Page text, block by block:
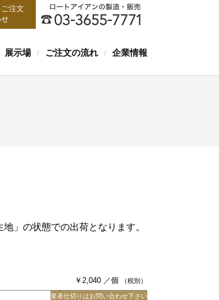
注文
展示場 / ご注文の流れ / 企業情報
」の状態での出荷となります。
￥2,040 ／個 （税別）
業者仕切りはお問い合わせ下さい